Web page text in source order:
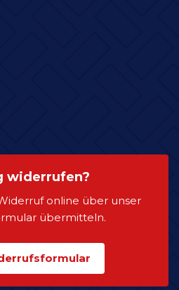
widerrufen?
online über unser
übermitteln.